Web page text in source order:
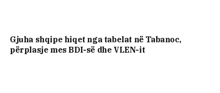
Gjuha shqipe hiqet nga tabelat në Tabanoc,
përplasje mes BDI-së dhe VLEN-it